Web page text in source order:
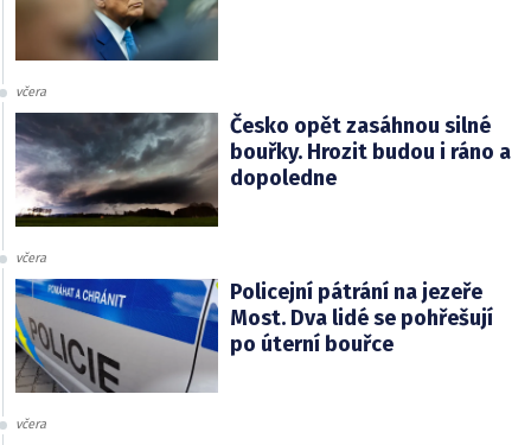
včera
Česko opět zasáhnou silné
bouřky. Hrozit budou i ráno a
dopoledne
včera
Policejní pátrání na jezeře
Most. Dva lidé se pohřešují
po úterní bouřce
včera